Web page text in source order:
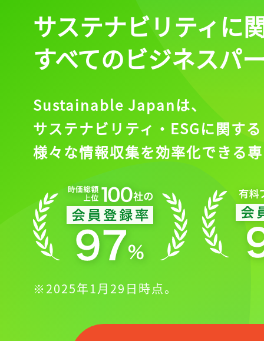
サステナビリティに
すべてのビジネスパ
Sustainable Japanは、
サステナビリティ・ESGに関する
様々な情報収集を効率化できる
※2025年1月29日時点。